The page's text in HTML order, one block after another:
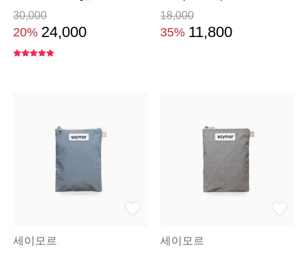
30,000
20% 24,000
18,000
35% 11,800
세이모르 세이모르